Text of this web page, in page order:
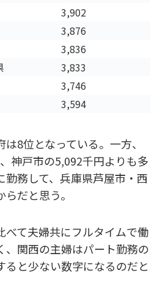
3,902
3,876
3,836
3,833
3,746
3,594
8位となっている。一方、
神戸市の5,092千円よりも多
勤務して、兵庫県芦屋市・西
だと思う。
べて夫婦共にフルタイムで働
、関西の主婦はパート勤務の
ると少ない数字になるのだと